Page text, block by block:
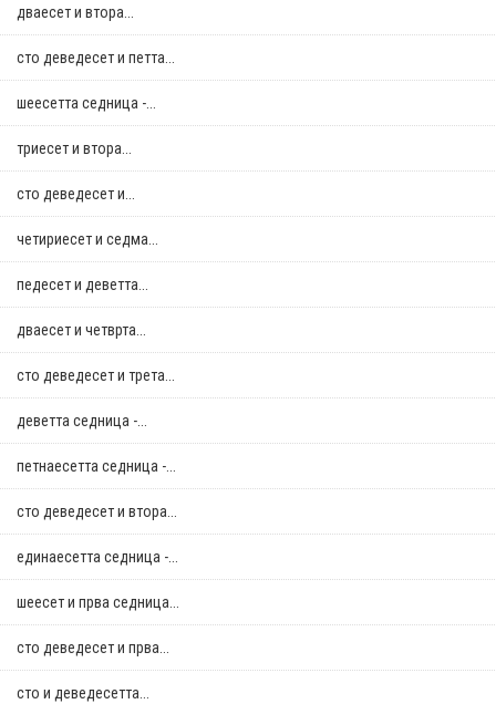
дваесет и втора...
сто деведесет и петта...
шеесетта седница -...
триесет и втора...
сто деведесет и...
четириесет и седма...
педесет и деветта...
дваесет и четврта...
сто деведесет и трета...
деветта седница -...
петнаесетта седница -...
сто деведесет и втора...
единаесетта седница -...
шеесет и прва седница...
сто деведесет и прва...
сто и деведесетта...